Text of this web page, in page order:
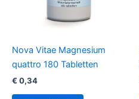
Nova Vitae Magnesium
quattro 180 Tabletten
€ 0,34